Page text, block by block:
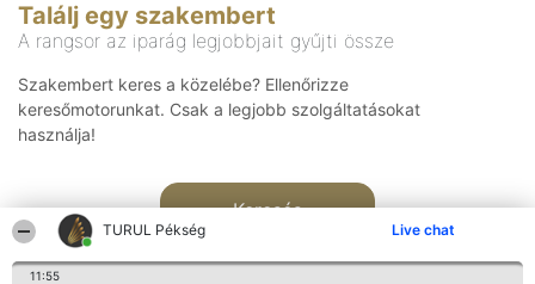
TURUL Pékség Live chat
11:55
Találj egy szakembert
A rangsor az iparág legjobbjait gyűjti össze
Szakembert keres a közelébe? Ellenőrizze
keresőmotorunkat. Csak a legjobb szolgáltatásokat
használja!
Keresés